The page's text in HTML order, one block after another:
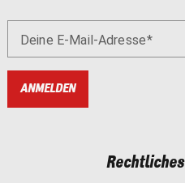
Deine E-Mail-Adresse
ANMELDEN
Rechtliches